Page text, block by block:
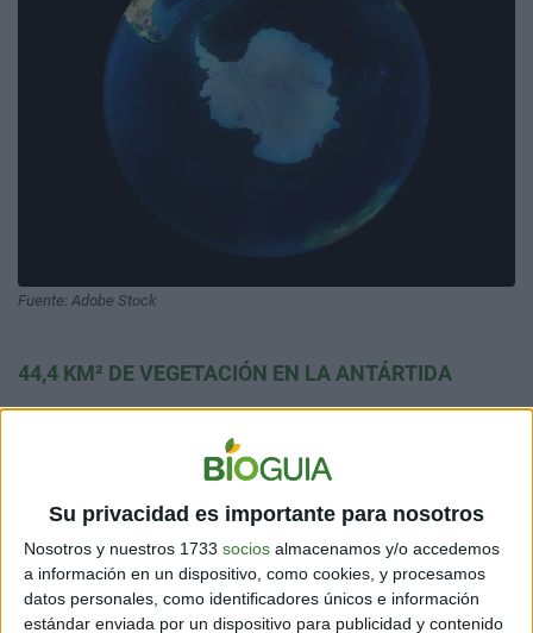
Su privacidad es importante para nosotros
Nosotros y nuestros 1733 socios almacenamos y/o accedemos
a información en un dispositivo, como cookies, y procesamos
datos personales, como identificadores únicos e información
estándar enviada por un dispositivo para publicidad y contenido
Fuente: Adobe Stock
44,4 KM² DE VEGETACIÓN EN LA ANTÁRTIDA
Parece un escaso porcentaje, pero antes no había nada
de espacios verdes. Ni la masa territorial, ni los
vegetación: solo hielos perennes.